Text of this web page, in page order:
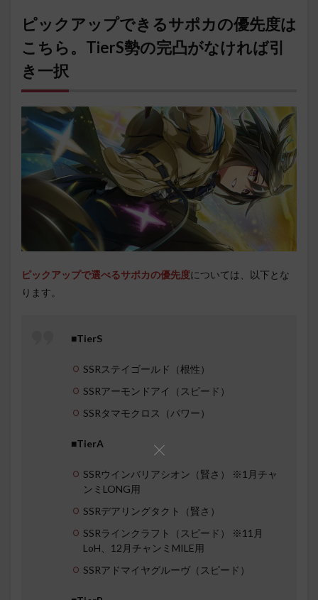
ピックアップできるサポカの優先度は
こちら。TierS勢の完凸がなければ引
き一択
ピックアップで選べるサポカの優先度については、以下とな
ります。
■TierS
SSRステイゴールド（根性）
SSRアーモンドアイ（スピード）
SSRタマモクロス（パワー）
■TierA
SSRウインバリアシオン（賢さ） ※1月チャ
ンミLONG用
SSRデアリングタクト（賢さ）
SSRラインクラフト（スピード） ※11月
LoH、12月チャンミMILE用
SSRアドマイヤグルーヴ（スピード）